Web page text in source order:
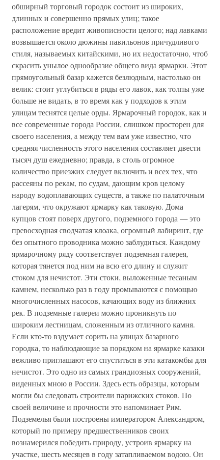
обширный торговый городок состоит из широких,
длинных и совершенно прямых улиц; такое
расположение вредит живописности целого; над лавками
возвышается около дюжины павильонов причудливого
стиля, называемых китайскими, но их недостаточно, чтоб
скрасить унылое однообразие общего вида ярмарки. Этот
прямоугольный базар кажется безлюдным, настолько он
велик: стоит углубиться в ряды его лавок, как толпы уже
больше не видать, в то время как у подходов к этим
улицам теснятся целые орды. Ярмарочный городок, как и
все современные города России, слишком просторен для
своего населения, а между тем вам уже известно, что
средняя численность этого населения составляет двести
тысяч душ ежедневно; правда, в столь огромное
количество приезжих следует включить и всех тех, что
рассеяны по рекам, по судам, дающим кров целому
народу водоплавающих существ, а также по палаточным
лагерям, что окружают ярмарку как таковую. Дома
купцов стоят поверх другого, подземного города — это
превосходная сводчатая клоака, огромный лабиринт, где
без опытного проводника можно заблудиться. Каждому
ярмарочному ряду соответствует подземная галерея,
которая тянется под ним на всю его длину и служит
стоком для нечистот. Эти стоки, выложенные тесаным
камнем, несколько раз в году промываются с помощью
многочисленных насосов, качающих воду из ближних
рек. В подземные галереи можно проникнуть по
широким лестницам, сложенным из отличного камня.
Если кто-то вздумает сорить на улицах базарного
городка, то наблюдающие за порядком на ярмарке казаки
вежливо приглашают его спуститься в эти катакомбы для
нечистот. Это одно из самых грандиозных сооружений,
виденных мною в России. Здесь есть образцы, которым
могли бы следовать строители парижских стоков. По
своей величине и прочности это напоминает Рим.
Подземелья были построены императором Александром,
который по примеру предшественников своих
вознамерился победить природу, устроив ярмарку на
участке, шесть месяцев в году затапливаемом водою. Он